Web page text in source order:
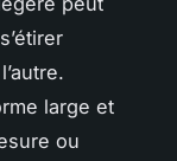
large et
ou